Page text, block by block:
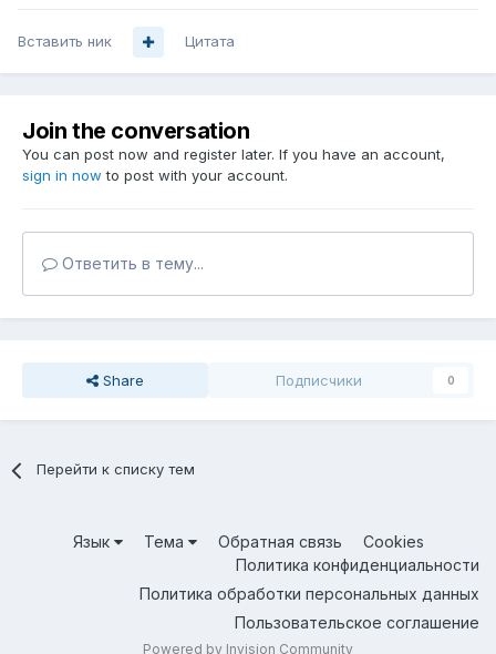
Вставить ник Цитата
Join the conversation
You can post now and register later. If you have an account,
sign in now to post with your account.
Ответить в тему...
Share Подписчики 0
Перейти к списку тем
Язык Тема Обратная связь
Cookies
Политика конфиденциальности
Политика обработки персональных данных
Пользовательское соглашение
Powered by Invision Community